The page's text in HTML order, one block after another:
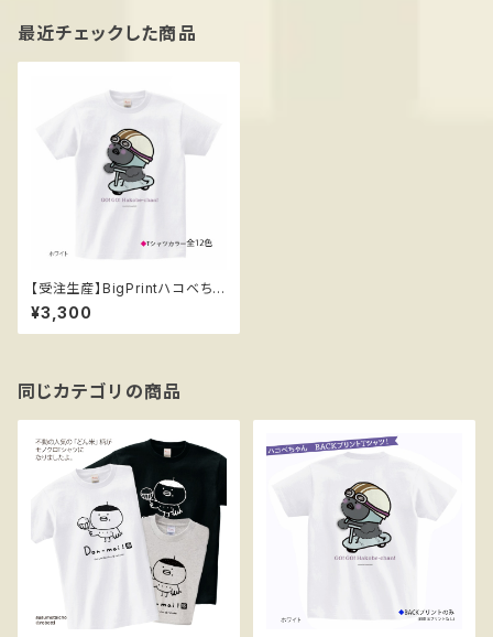
最近チェックした商品
【受注生産】BigPrintハコベちゃ
ん Tシャツ 半袖 ススメ隊長
¥3,300
同じカテゴリの商品